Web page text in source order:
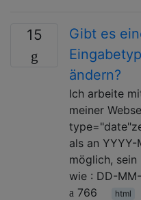
15
Gibt es
ändern?
Ich arbeite
meiner
als an
möglich, sein
wie : DD-
766
html